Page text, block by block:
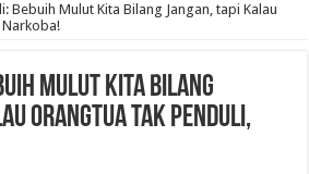
Bebuih Mulut Kita Bilang Jangan, tapi Kalau
Narkoba!
Mulut Kita Bilang
Orangtua Tak Penduli,